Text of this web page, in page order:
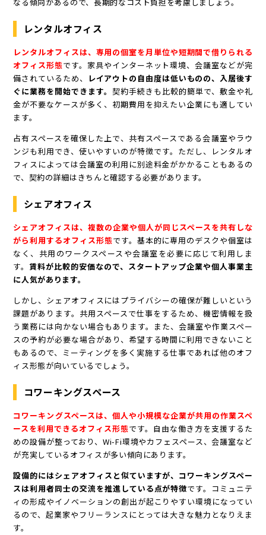
レンタルオフィス
レンタルオフィスは、専用の個室を月単位や短期間で借りられる
オフィス形態です。家具やインターネット環境、会議室などが完
備されているため、
レイアウトの自由度は低いものの、入居後す
ぐに業務を開始できます。契約手続きも比較的簡単で、敷金や礼
金が不要なケースが多く、初期費用を抑えたい企業にも適してい
ます。
占有スペースを確保した上で、共有スペースである会議室やラウ
ンジも利用でき、使いやすいのが特徴です。ただし、レンタルオ
フィスによっては会議室の利用に別途料金がかかることもあるの
で、契約の詳細はきちんと確認する必要があります。
シェアオフィス
シェアオフィスは、複数の企業や個人が同じスペースを共有しな
がら利用するオフィス形態です。基本的に専用のデスクや個室は
なく、共用のワークスペースや会議室を必要に応じて利用しま
す。賃料が比較的安価なので、スタートアップ企業や個人事業主
に人気があります。
しかし、シェアオフィスにはプライバシーの確保が難しいという
課題があります。共用スペースで仕事をするため、機密情報を扱
う業務には向かない場合もあります。また、会議室や作業スペー
スの予約が必要な場合があり、希望する時間に利用できないこと
もあるので、ミーティングを多く実施する仕事であれば他のオフ
ィス形態が向いているでしょう。
コワーキングスペース
コワーキングスペースは、個人や小規模な企業が共用の作業スペ
ースを利用できるオフィス形態です。自由な働き方を支援するた
めの設備が整っており、Wi-Fi環境やカフェスペース、会議室など
が充実しているオフィスが多い傾向にあります。
設備的にはシェアオフィスと似ていますが、コワーキングスペー
スは利用者同士の交流を推進している点が特徴です。コミュニテ
ィの形成やイノベーションの創出が起こりやすい環境になってい
るので、起業家やフリーランスにとっては大きな魅力となりえま
す。